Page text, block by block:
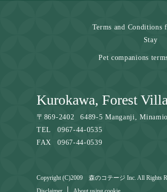
Terms and Conditions
Stay
Pet companions
Kurokawa, Forest
〒 869-2402
6489-5 Manganji,
TEL
0967-44-0535
FAX
0967-44-0539
Copyright (C)2009 森のコテージ Inc. All Rights